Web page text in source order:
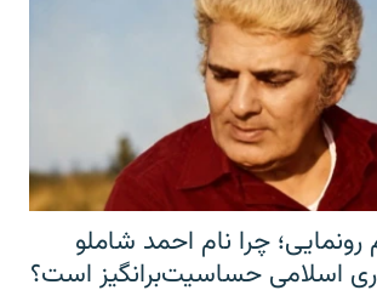
چرا نام احمد شاملو
اسلامی حساسیت‌برانگیز است؟